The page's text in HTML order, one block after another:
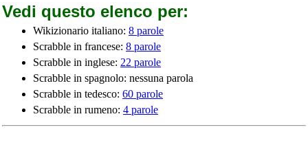
Vedi questo elenco per:
Wikizionario italiano: 8 parole
Scrabble in francese: 8 parole
Scrabble in inglese: 22 parole
Scrabble in spagnolo: nessuna parola
Scrabble in tedesco: 60 parole
Scrabble in rumeno: 4 parole